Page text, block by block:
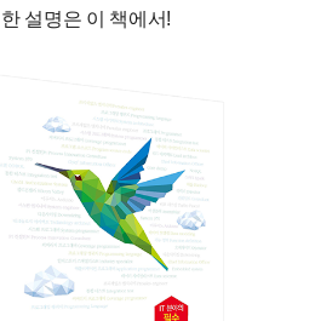
설명은 이 책에서!